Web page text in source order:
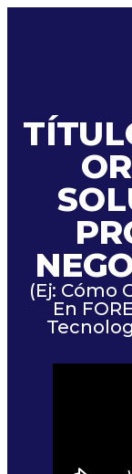
(Ej: Cómo
En